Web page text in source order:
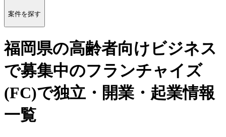
案件を探す
福岡県の高齢者向けビジネス
で募集中のフランチャイズ
(FC)で独立・開業・起業情報
一覧